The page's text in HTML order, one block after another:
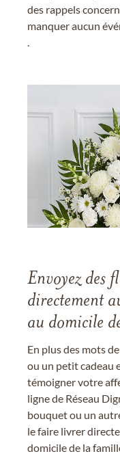
des rappels
manquer aucun
Envoyez des
directement
au domicile
En plus des mots
ou un petit cadeau
témoigner votre
ligne de Réseau
bouquet ou un
le faire livrer
domicile de la